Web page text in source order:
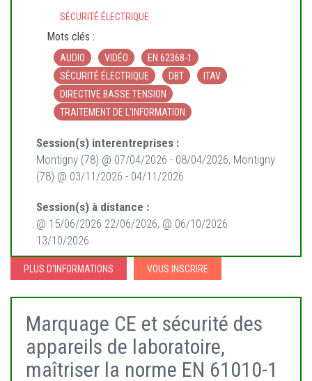
SÉCURITÉ ÉLECTRIQUE
Mots clés :
AUDIO VIDÉO
EN 62368-1
SÉCURITÉ ÉLECTRIQUE
DBT
ITAV
DIRECTIVE BASSE TENSION
TRAITEMENT DE L'INFORMATION
Session(s) interentreprises :
Montigny (78) @ 07/04/2026 - 08/04/2026, Montigny
(78) @ 03/11/2026 - 04/11/2026
Session(s) à distance :
@ 15/06/2026 22/06/2026, @ 06/10/2026
13/10/2026
PLUS D'INFORMATIONS VOUS INSCRIRE
Marquage CE et sécurité des
appareils de laboratoire,
maîtriser la norme EN 61010-1